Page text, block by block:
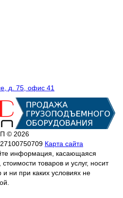
д. 75, офис 41
© 2026
Карта сайта
информация, касающаяся
товаров и услуг, носит
ни при каких условиях не